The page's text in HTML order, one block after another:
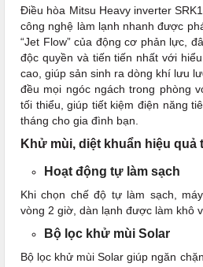
Điều hòa Mitsu Heavy inverter
công nghệ làm lạnh nhanh được
“Jet Flow” của động cơ phản lực,
độc quyền và tiến tiến nhất với
cao, giúp sản sinh ra dòng khí lưu
đều mọi ngóc ngách trong phòng
tối thiểu, giúp tiết kiệm điện năng
tháng cho gia đình bạn.
Khử mùi, diệt khuẩn hiệu quả
Hoạt động tự làm sạch
Khi chọn chế độ tự làm sạch,
vòng 2 giờ, dàn lạnh được làm khô
Bộ lọc khử mùi Solar
Bộ lọc khử mùi Solar giúp ngăn